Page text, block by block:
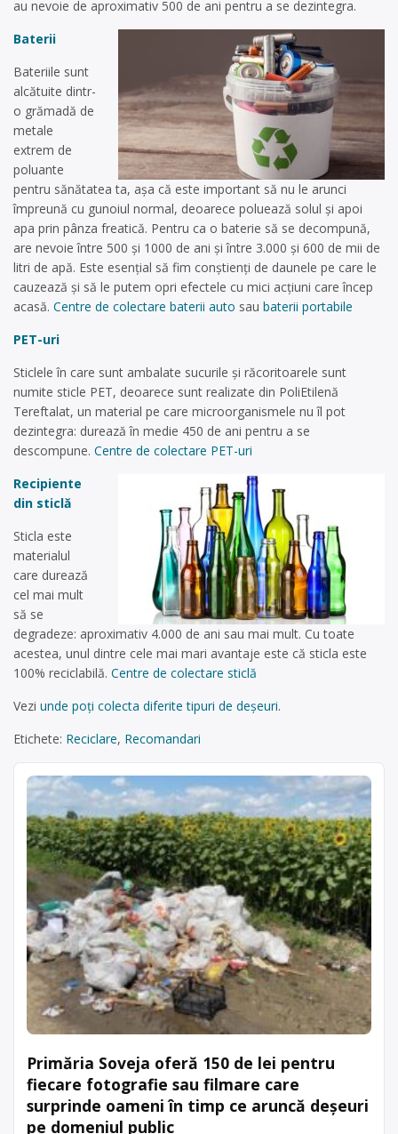
au nevoie de aproximativ 500 de ani pentru a se dezintegra.
Baterii
Bateriile sunt
alcătuite dintr-
o grămadă de
metale
extrem de
poluante
pentru sănătatea ta, așa că este important să nu le arunci
împreună cu gunoiul normal, deoarece poluează solul și apoi
apa prin pânza freatică. Pentru ca o baterie să se decompună,
are nevoie între 500 și 1000 de ani și între 3.000 și 600 de mii de
litri de apă. Este esențial să fim conștienți de daunele pe care le
cauzează și să le putem opri efectele cu mici acțiuni care încep
acasă. Centre de colectare baterii auto sau baterii portabile
PET-uri
Sticlele în care sunt ambalate sucurile și răcoritoarele sunt
numite sticle PET, deoarece sunt realizate din PoliEtilenă
Tereftalat, un material pe care microorganismele nu îl pot
dezintegra: durează în medie 450 de ani pentru a se
descompune. Centre de colectare PET-uri
Recipiente
din sticlă
Sticla este
materialul
care durează
cel mai mult
să se
degradeze: aproximativ 4.000 de ani sau mai mult. Cu toate
acestea, unul dintre cele mai mari avantaje este că sticla este
100% reciclabilă. Centre de colectare sticlă
Vezi unde poți colecta diferite tipuri de deșeuri.
Etichete: Reciclare, Recomandari
Primăria Soveja oferă 150 de lei pentru
fiecare fotografie sau filmare care
surprinde oameni în timp ce aruncă deșeuri
pe domeniul public